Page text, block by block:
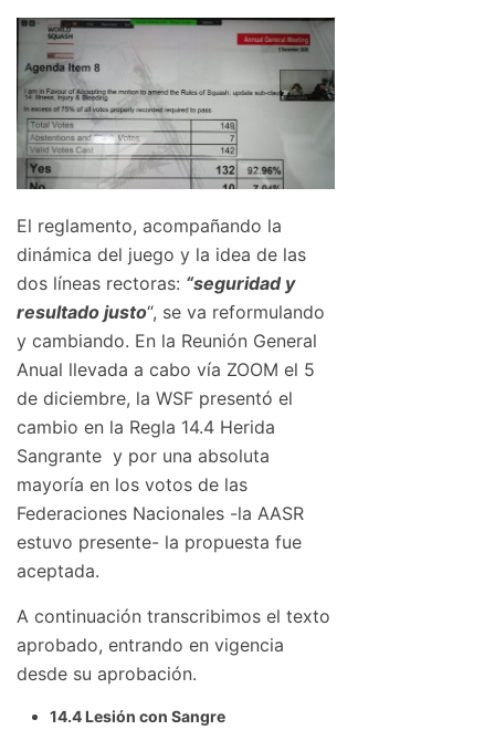
El reglamento, acompañando la
dinámica del juego y la idea de las
dos líneas rectoras: “seguridad y
resultado justo“, se va reformulando
y cambiando. En la Reunión General
Anual llevada a cabo vía ZOOM el 5
de diciembre, la WSF presentó el
cambio en la Regla 14.4 Herida
Sangrante y por una absoluta
mayoría en los votos de las
Federaciones Nacionales -la AASR
estuvo presente- la propuesta fue
aceptada.
A continuación transcribimos el texto
aprobado, entrando en vigencia
desde su aprobación.
14.4 Lesión con Sangre